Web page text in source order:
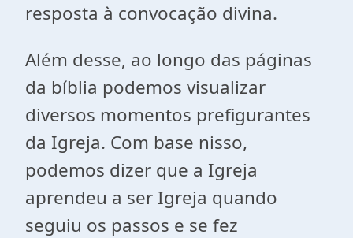
resposta à convocação divina.
Além desse, ao longo das páginas
da bíblia podemos visualizar
diversos momentos prefigurantes
da Igreja. Com base nisso,
podemos dizer que a Igreja
aprendeu a ser Igreja quando
seguiu os passos e se fez